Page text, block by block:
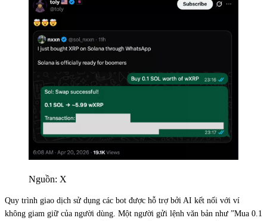
Nguồn: X
Quy trình giao dịch sử dụng các bot được hỗ trợ bởi AI kết nối với ví
không giam giữ của người dùng. Một người gửi lệnh văn bản như ”Mua 0.1